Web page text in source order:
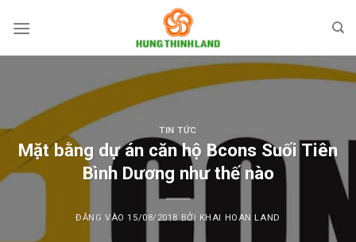
qua
TIN TỨC
Mặt bằng dự án căn hộ Bcons Suối Tiên
Bình Dương như thế nào
ĐĂNG VÀO15/08/2018 BỞI KHAI HOAN LAND